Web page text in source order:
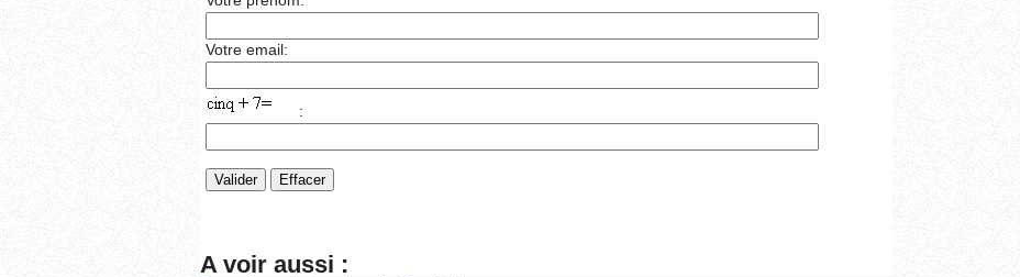
Votre email:
:
A voir aussi :